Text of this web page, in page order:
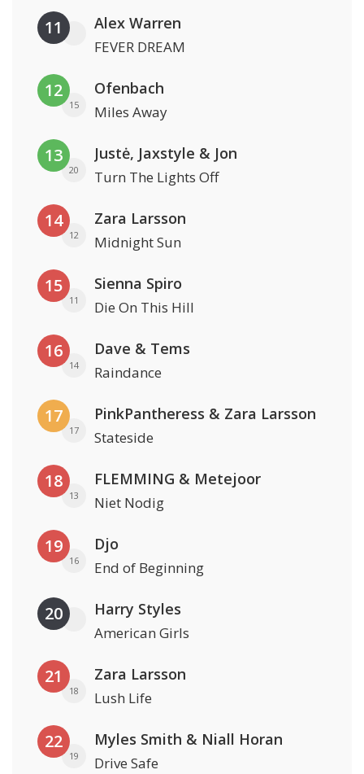
11 Alex Warren
FEVER DREAM
12
15
Ofenbach
Miles Away
13
20
Justė, Jaxstyle & Jon
Turn The Lights Off
14
12
Zara Larsson
Midnight Sun
15
11
Sienna Spiro
Die On This Hill
16
14
Dave & Tems
Raindance
17
17
PinkPantheress & Zara Larsson
Stateside
18
13
FLEMMING & Metejoor
Niet Nodig
19
16
Djo
End of Beginning
20 Harry Styles
American Girls
21
18
Zara Larsson
Lush Life
22
19
Myles Smith & Niall Horan
Drive Safe